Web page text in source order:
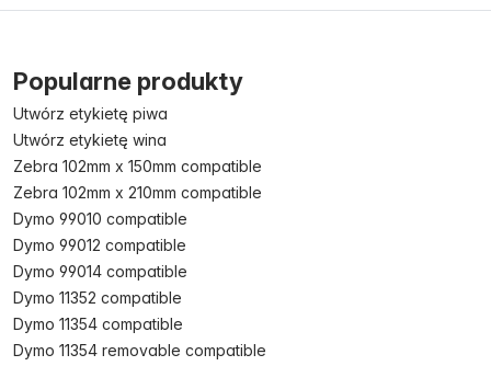
Popularne produkty
Utwórz etykietę piwa
Utwórz etykietę wina
Zebra 102mm x 150mm compatible
Zebra 102mm x 210mm compatible
Dymo 99010 compatible
Dymo 99012 compatible
Dymo 99014 compatible
Dymo 11352 compatible
Dymo 11354 compatible
Dymo 11354 removable compatible